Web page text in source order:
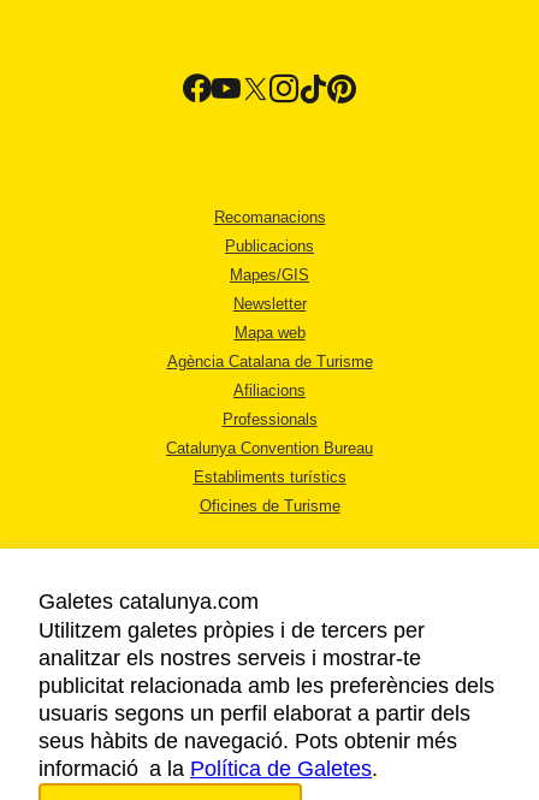
Recomanacions
Publicacions
Mapes/GIS
Newsletter
Mapa web
Agència Catalana de Turisme
Afiliacions
Professionals
Catalunya Convention Bureau
Establiments turístics
Oficines de Turisme
AVÍS LEGAL
POLÍTICA DE PRIVACITAT
COOKIES
ACCESSIBILITAT
Galetes catalunya.com
Utilitzem galetes pròpies i de tercers per
analitzar els nostres serveis i mostrar-te
publicitat relacionada amb les preferències dels
usuaris segons un perfil elaborat a partir dels
seus hàbits de navegació. Pots obtenir més
informació a la Política de Galetes.